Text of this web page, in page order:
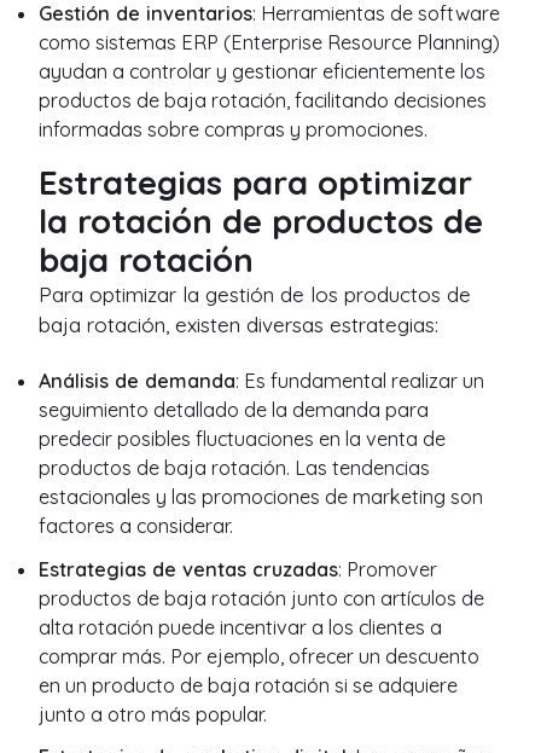
Gestión de inventarios: Herramientas de software
como sistemas ERP (Enterprise Resource Planning)
ayudan a controlar y gestionar eficientemente los
productos de baja rotación, facilitando decisiones
informadas sobre compras y promociones.
Estrategias para optimizar
la rotación de productos de
baja rotación
Para optimizar la gestión de los productos de
baja rotación, existen diversas estrategias:
Análisis de demanda: Es fundamental realizar un
seguimiento detallado de la demanda para
predecir posibles fluctuaciones en la venta de
productos de baja rotación. Las tendencias
estacionales y las promociones de marketing son
factores a considerar.
Estrategias de ventas cruzadas: Promover
productos de baja rotación junto con artículos de
alta rotación puede incentivar a los clientes a
comprar más. Por ejemplo, ofrecer un descuento
en un producto de baja rotación si se adquiere
junto a otro más popular.